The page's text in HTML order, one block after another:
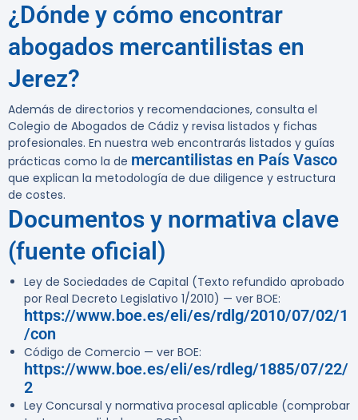
¿Dónde y cómo encontrar
abogados mercantilistas en
Jerez?
Además de directorios y recomendaciones, consulta el
Colegio de Abogados de Cádiz y revisa listados y fichas
profesionales. En nuestra web encontrarás listados y guías
prácticas como la de mercantilistas en País Vasco
que explican la metodología de due diligence y estructura
de costes.
Documentos y normativa clave
(fuente oficial)
Ley de Sociedades de Capital (Texto refundido aprobado
por Real Decreto Legislativo 1/2010) — ver BOE:
https://www.boe.es/eli/es/rdlg/2010/07/02/1
/con
Código de Comercio — ver BOE:
https://www.boe.es/eli/es/rdleg/1885/07/22/
2
Ley Concursal y normativa procesal aplicable (comprobar